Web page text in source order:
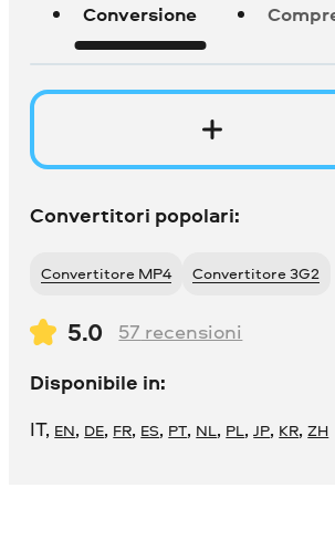
Conversione
Convertitori popolari:
Convertitore MP4 Convertitore 3G2
5.0 57 recensioni
Disponibile in:
IT, EN, DE, FR, ES, PT, NL, PL,JP, KR,ZH